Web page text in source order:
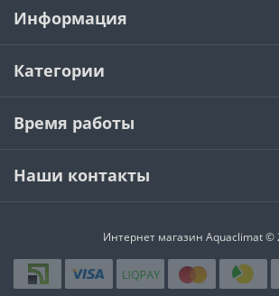
Информация
Категории
Время работы
Наши контакты
Интернет магазин Aquaclimat ©